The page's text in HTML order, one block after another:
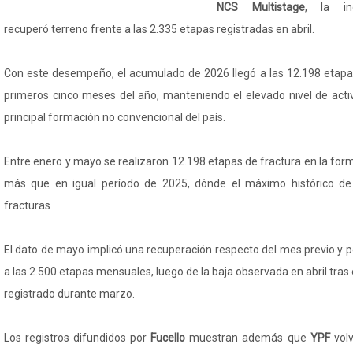
NCS Multistage, la
recuperó terreno frente a las 2.335 etapas registradas en abril.
Con este desempeño, el acumulado de 2026 llegó a las 12.198
primeros cinco meses del año, manteniendo el elevado nivel de
principal formación no convencional del país.
Entre enero y mayo se realizaron 12.198 etapas de fractura en la
más que en igual período de 2025, dónde el máximo histórico
fracturas .
El dato de mayo implicó una recuperación respecto del mes previo y
a las 2.500 etapas mensuales, luego de la baja observada en abril
registrado durante marzo.
Los registros difundidos por Fucellomuestran además que YPF